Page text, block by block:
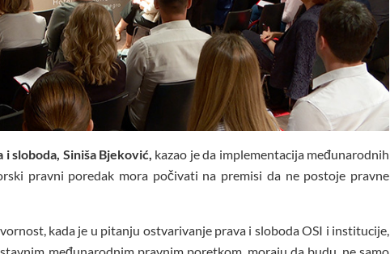
sloboda, Siniša Bjeković, kazao je da implementacija međunarodnih
pravni poredak mora počivati na premisi da ne postoje pravne
kada je u pitanju ostvarivanje prava i sloboda OSI i institucije,